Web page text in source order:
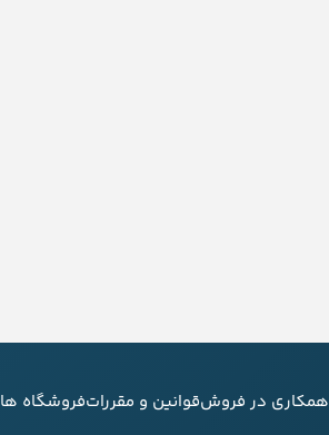
همکاری در فروشقوانین و مقرراتفروشگاه